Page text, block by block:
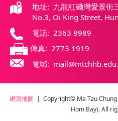
地址: 九龍紅磡灣愛景街
No.3, Oi King Street,
電話: 2363 8989
傳真: 2773 1919
電郵:
網頁地圖 | Copyright© Ma Tau
Hom Bay). All